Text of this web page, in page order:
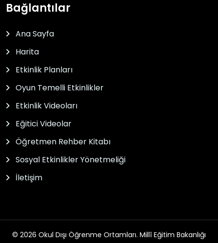
Bağlantılar
Ana Sayfa
Harita
Etkinlik Planları
Oyun Temelli Etkinlikler
Etkinlik Videoları
Eğitici Videolar
Öğretmen Rehber Kitabı
Sosyal Etkinlikler Yönetmeliği
İletişim
© 2026 Okul Dışı Öğrenme Ortamları. Millî Eğitim Bakanlığı